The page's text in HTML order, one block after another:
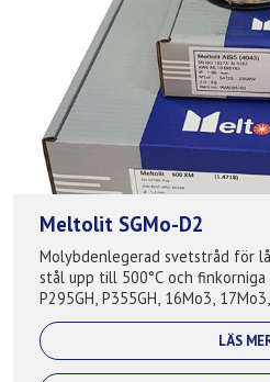
Meltolit SGMo-D2
Molybdenlegerad svetstråd för
stål upp till 500°C och finkorniga stål.
P295GH, P355GH, 16Mo3,
S420, A210, A285, A335, A516,
LÄS